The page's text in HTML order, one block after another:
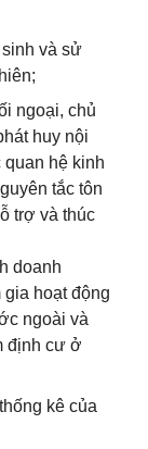
và sử
ngoại, chủ
huy nội
hệ kinh
tắc tôn
trợ và thúc
doanh
gia hoạt động
ngoài và
định cư ở
kê của